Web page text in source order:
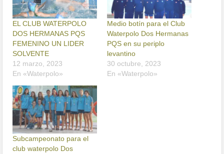
EL CLUB WATERPOLO
DOS HERMANAS PQS
FEMENINO UN LIDER
SOLVENTE
12 marzo, 2023
En «Waterpolo»
Medio botín para el Club
Waterpolo Dos Hermanas
PQS en su periplo
levantino
30 octubre, 2023
En «Waterpolo»
Subcampeonato para el
club waterpolo Dos